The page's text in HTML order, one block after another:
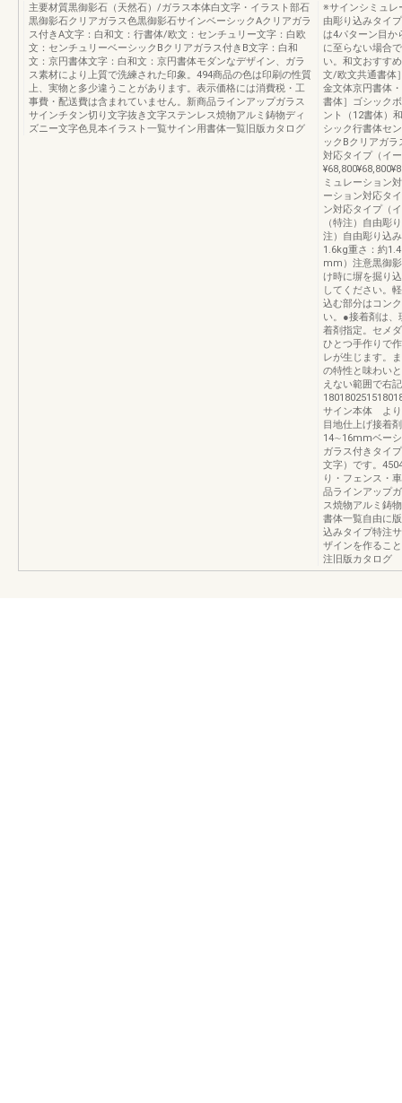
主要材質黒御影石（天然石）/ガラス本体白文字・イラスト部石
黒御影石クリアガラス色黒御影石サインベーシックAクリアガラ
ス付きA文字：白和文：行書体/欧文：センチュリー文字：白欧
文：センチュリーベーシックBクリアガラス付きB文字：白和
文：京円書体文字：白和文：京円書体モダンなデザイン、ガラ
ス素材により上質で洗練された印象。494商品の色は印刷の性質
上、実物と多少違うことがあります。表示価格には消費税・工
事費・配送費は含まれていません。新商品ラインアップガラス
サインチタン切り文字抜き文字ステンレス焼物アルミ鋳物ディ
ズニー文字色見本イラスト一覧サイン用書体一覧旧版カタログ
※サインシミュレ
由彫り込みタイ
は4パターン目か
に至らない場合
い。和文おすす
文/欧文共通書体
金文体京円書体
書体］ゴシック
ント（12書体）
シック行書体セ
ックBクリアガ
対応タイプ（イ
ミュレーション
ーション対応タ
ン対応タイプ（
（特注）自由彫
注）自由彫り込
1.6kg重さ：約
mm）注意黒御
け時に塀を掘り
してください。
込む部分はコン
い。●接着剤は、
着剤指定。セメ
ひとつ手作りで
レが生じます。
の特性と味わい
えない範囲で右
サイン本体 よ
目地仕上げ接着
14∼16mmベー
ガラス付きタイ
文字）です。
り・フェンス・
品ラインアップ
ス焼物アルミ鋳
書体一覧自由に
込みタイプ特注
ザインを作るこ
注旧版カタログ